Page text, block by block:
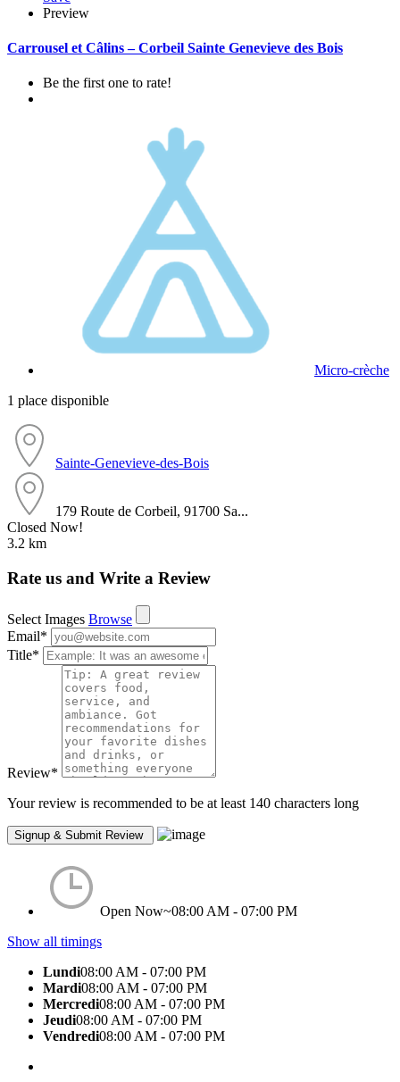
Preview
Carrousel et Câlins – Corbeil Sainte Genevieve des Bois
Be the first one to rate!
Micro-crèche
1 place disponible
Sainte-Genevieve-des-Bois
179 Route de Corbeil, 91700 Sa...
Closed Now!
3.2 km
Rate us and Write a Review
Select Images Browse
Email*
Title*
Review*
Your review is recommended to be at least 140 characters long
Open Now~08:00 AM - 07:00 PM
Show all timings
Lundi08:00 AM - 07:00 PM
Mardi08:00 AM - 07:00 PM
Mercredi08:00 AM - 07:00 PM
Jeudi08:00 AM - 07:00 PM
Vendredi08:00 AM - 07:00 PM